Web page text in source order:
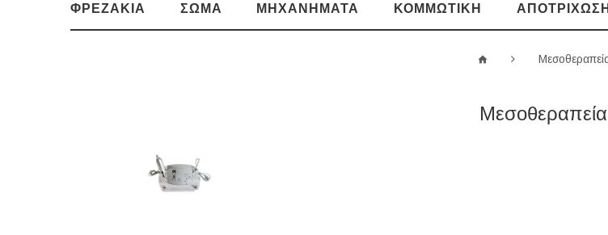
ΦΡΕΖΆΚΙΑ ΣΏΜΑ ΜΗΧΑΝΉΜΑΤΑ ΚΟΜΜΩΤΙΚΉ
Μεσοθεραπεία